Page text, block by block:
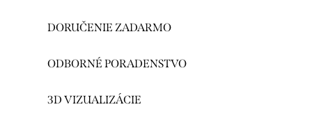
DORUČENIE ZADARMO
ODBORNÉ PORADENSTVO
3D VIZUALIZÁCIE